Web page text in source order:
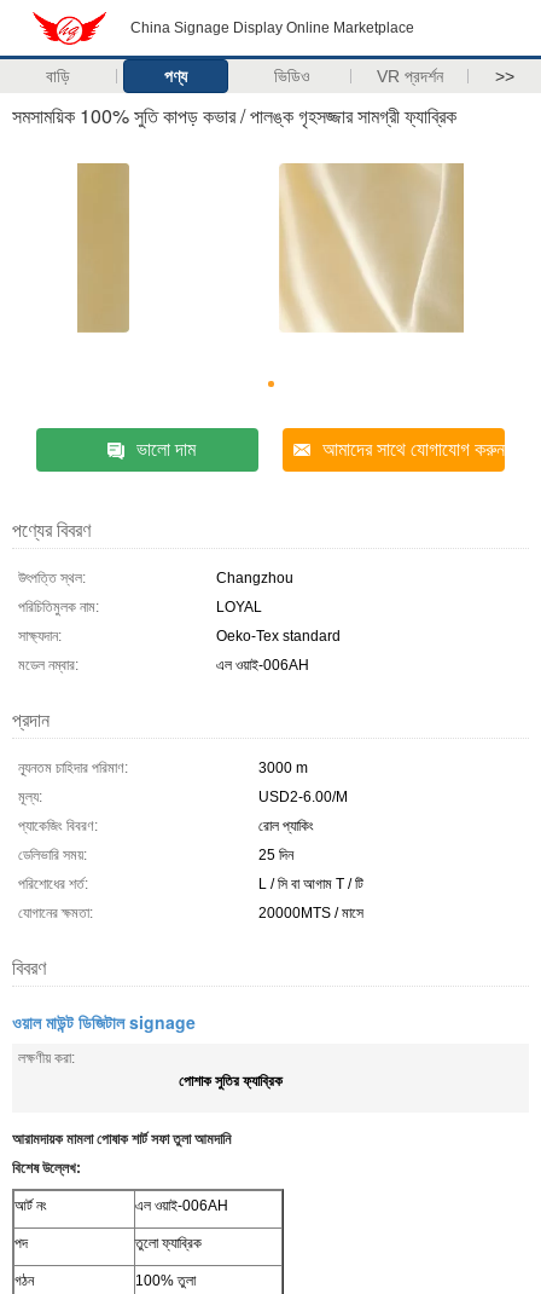
China Signage Display Online Marketplace
বাড়ি পণ্য ভিডিও VR প্রদর্শন >>
সমসাময়িক 100% সুতি কাপড় কভার / পালঙ্ক গৃহসজ্জার সামগ্রী ফ্যাব্রিক
ভালো দাম আমাদের সাথে যোগাযোগ করুন
পণ্যের বিবরণ
উৎপত্তি স্থল:
Changzhou
পরিচিতিমুলক নাম:
LOYAL
সাক্ষ্যদান:
Oeko-Tex standard
মডেল নম্বার:
এল ওয়াই-006AH
প্রদান
ন্যূনতম চাহিদার পরিমাণ:
3000 m
মূল্য:
USD2-6.00/M
প্যাকেজিং বিবরণ:
রোল প্যাকিং
ডেলিভারি সময়:
25 দিন
পরিশোধের শর্ত:
L / সি বা আগাম T / টি
যোগানের ক্ষমতা:
20000MTS / মাসে
বিবরণ
ওয়াল মাউন্ট ডিজিটাল signage
লক্ষণীয় করা:
পোশাক সুতির ফ্যাব্রিক
আরামদায়ক মামলা পোষাক শার্ট সফা তুলা আমদানি
বিশেষ উল্লেখ:
আর্ট নং এল ওয়াই-006AH
পদ তুলো ফ্যাব্রিক
গঠন 100% তুলা